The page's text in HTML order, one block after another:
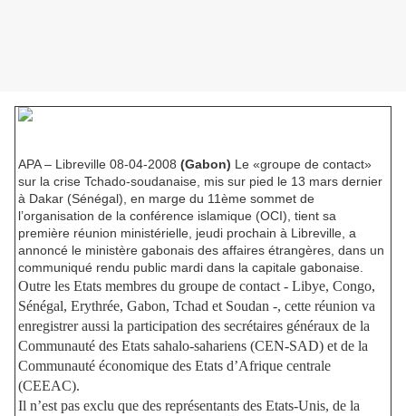
APA – Libreville 08-04-2008 (Gabon) Le «groupe de contact»
sur la crise Tchado-soudanaise, mis sur pied le 13 mars dernier
à Dakar (Sénégal), en marge du 11ème sommet de
l’organisation de la conférence islamique (OCI), tient sa
première réunion ministérielle, jeudi prochain à Libreville, a
annoncé le ministère gabonais des affaires étrangères, dans un
communiqué rendu public mardi dans la capitale gabonaise.
Outre les Etats membres du groupe de contact - Libye, Congo,
Sénégal, Erythrée, Gabon, Tchad et Soudan -, cette réunion va
enregistrer aussi la participation des secrétaires généraux de la
Communauté des Etats sahalo-sahariens (CEN-SAD) et de la
Communauté économique des Etats d’Afrique centrale
(CEEAC).
Il n’est pas exclu que des représentants des Etats-Unis, de la